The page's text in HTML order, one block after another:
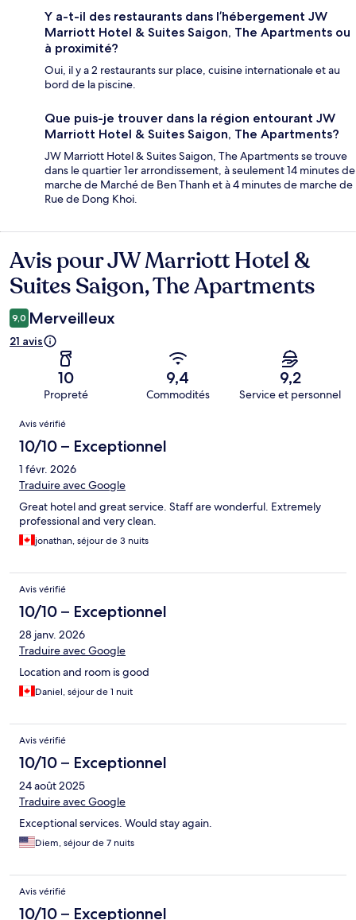
Y a-t-il des restaurants dans l’hébergement JW
Marriott Hotel & Suites Saigon, The Apartments ou
à proximité?
Oui, il y a 2 restaurants sur place, cuisine internationale et au
bord de la piscine.
Que puis-je trouver dans la région entourant JW
Marriott Hotel & Suites Saigon, The Apartments?
JW Marriott Hotel & Suites Saigon, The Apartments se trouve
dans le quartier 1er arrondissement, à seulement 14 minutes de
marche de Marché de Ben Thanh et à 4 minutes de marche de
Rue de Dong Khoi.
Avis
Avis pour JW Marriott Hotel &
Suites Saigon, The Apartments
9,0 Merveilleux
21 avis
10
Propreté
9,4
Commodités
9,2
Service et personnel
Avis
Avis vérifié
10/10 – Exceptionnel
1 févr. 2026
Traduire avec Google
Great hotel and great service. Staff are wonderful. Extremely
professional and very clean.
jonathan, séjour de 3 nuits
Avis vérifié
10/10 – Exceptionnel
28 janv. 2026
Traduire avec Google
Location and room is good
Daniel, séjour de 1 nuit
Avis vérifié
10/10 – Exceptionnel
24 août 2025
Traduire avec Google
Exceptional services. Would stay again.
Diem, séjour de 7 nuits
Avis vérifié
10/10 – Exceptionnel